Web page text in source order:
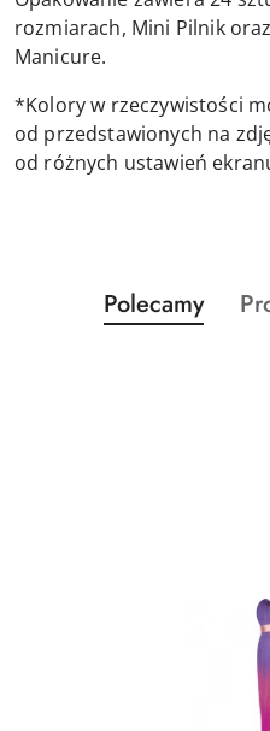
rozmiarach, Mini Pilnik
Manicure.
*Kolory w rzeczywistości
od przedstawionych na
od różnych ustawień
Pomiń karuzelę
Produkty
o
Polecamy